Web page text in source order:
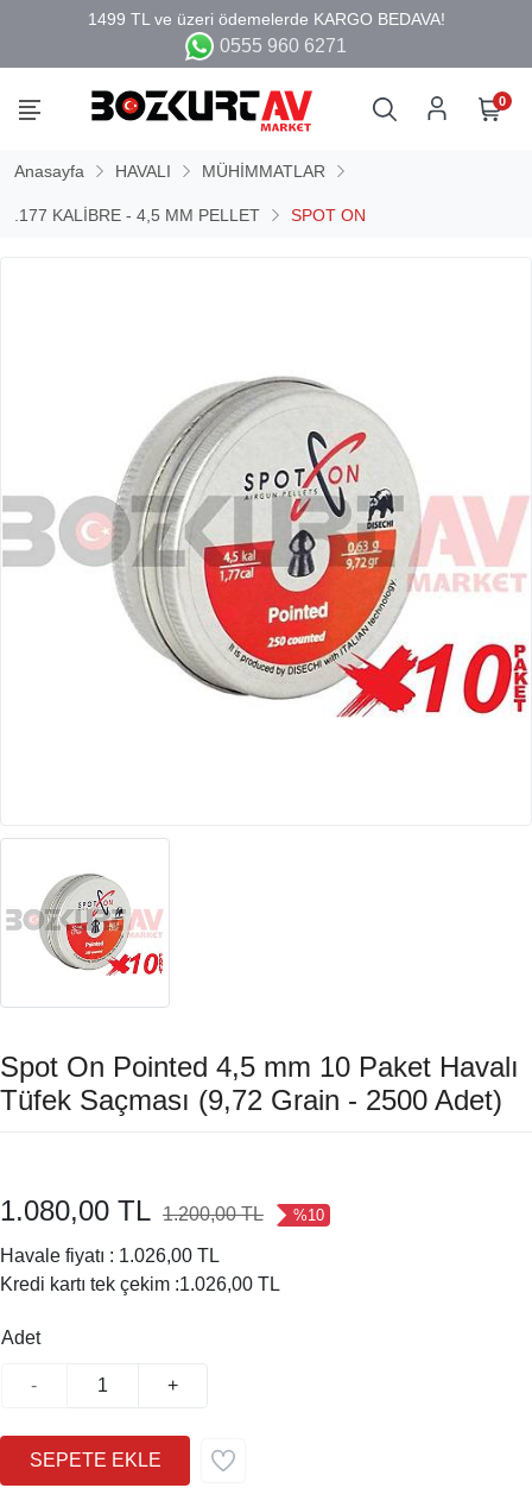
0555 960 6271
0
Anasayfa HAVALI MÜHİMMATLAR
.177 KALİBRE - 4,5 MM PELLET SPOT ON
Spot On Pointed 4,5 mm 10 Paket Havalı
Tüfek Saçması (9,72 Grain - 2500 Adet)
1.080,00 TL 1.200,00 TL %10
Havale fiyatı : 1.026,00 TL
Kredi kartı tek çekim :1.026,00 TL
Adet
- +